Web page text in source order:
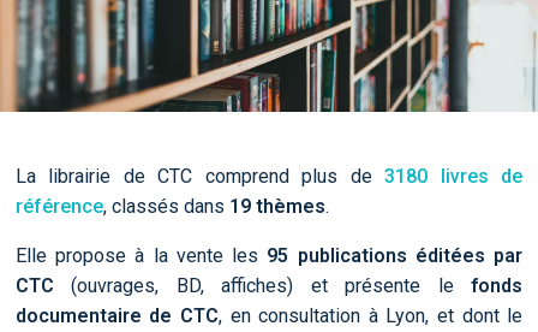
La librairie de CTC comprend plus de3180 livres de
référence, classés dans 19 thèmes.
Elle propose à la vente les 95 publications éditées par
CTC (ouvrages, BD, affiches) et présente lefonds
documentaire de CTC, en consultation à Lyon, et dont le